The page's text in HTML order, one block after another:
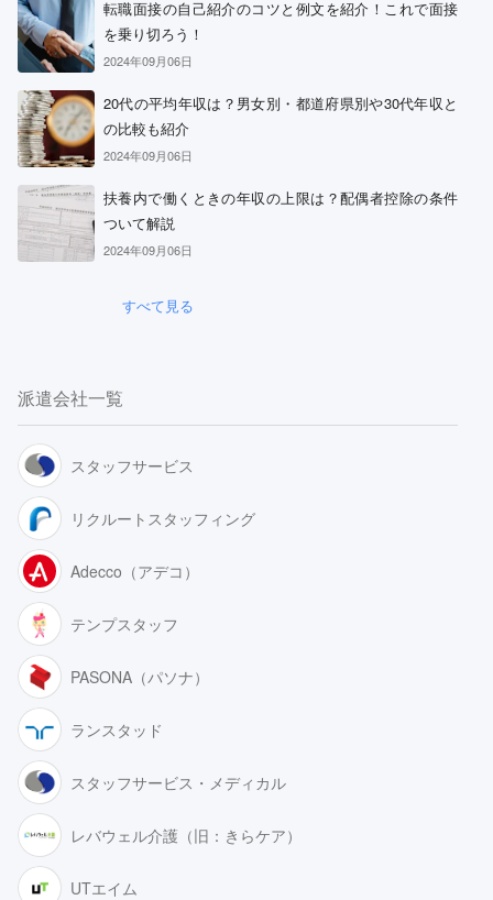
転職面接の自己紹介のコツと例文を紹介！これで面接
を乗り切ろう！
2024年09月06日
20代の平均年収は？男女別・都道府県別や30代年収と
の比較も紹介
2024年09月06日
扶養内で働くときの年収の上限は？配偶者控除の条件
ついて解説
2024年09月06日
すべて見る
派遣会社一覧
スタッフサービス
リクルートスタッフィング
Adecco（アデコ）
テンプスタッフ
PASONA（パソナ）
ランスタッド
スタッフサービス・メディカル
レバウェル介護（旧：きらケア）
UTエイム